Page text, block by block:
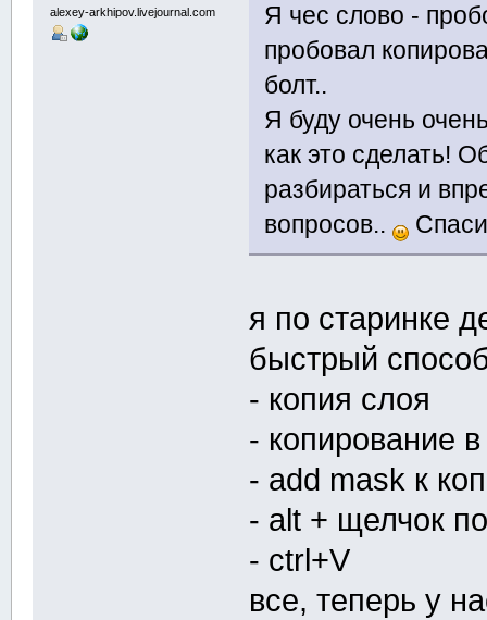
alexey-arkhipov.livejournal.com
Я чес слово -
пробовал
болт..
Я буду очень
как это сделать!
разбираться и
вопросов..
я по старинке
быстрый
- копия слоя
- копирование
- add mask к
- alt + щелчок
- ctrl+V
все, теперь у